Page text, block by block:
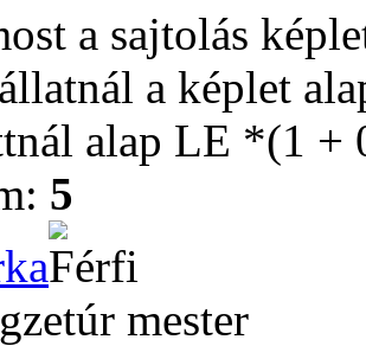
a sajtolás
a képlet
alap LE *(1 +
5
mester